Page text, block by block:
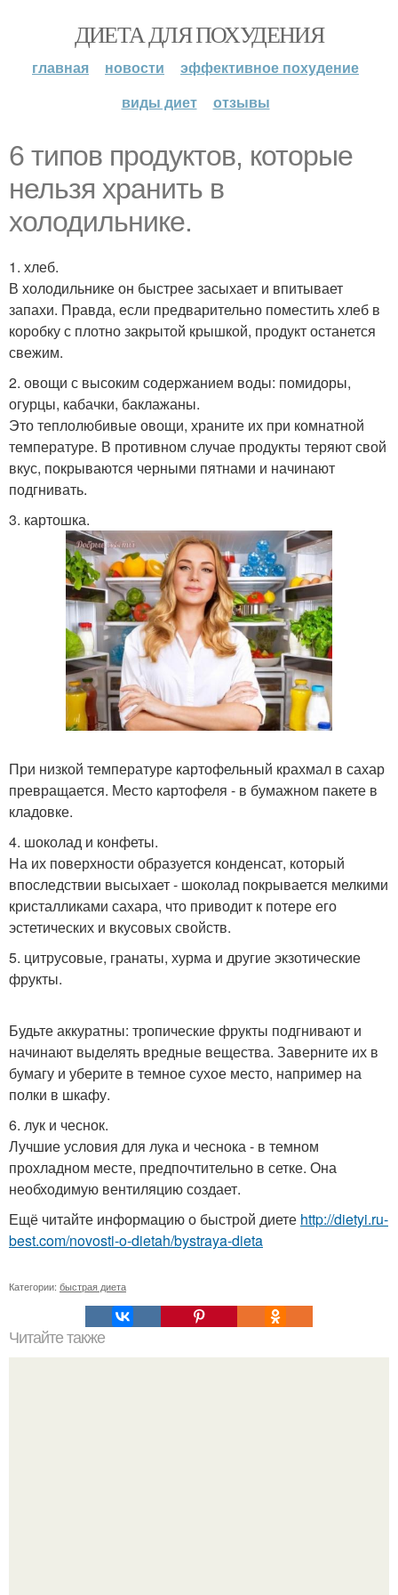
ДИЕТА ДЛЯ ПОХУДЕНИЯ
главная новости
эффективное похудение
виды диет
отзывы
6 типов продуктов, которые
нельзя хранить в
холодильнике.
1. хлеб.
В холодильнике он быстрее засыхает и впитывает
запахи. Правда, если предварительно поместить хлеб в
коробку с плотно закрытой крышкой, продукт останется
свежим.
2. овощи с высоким содержанием воды: помидоры,
огурцы, кабачки, баклажаны.
Это теплолюбивые овощи, храните их при комнатной
температуре. В противном случае продукты теряют свой
вкус, покрываются черными пятнами и начинают
подгнивать.
3. картошка.
При низкой температуре картофельный крахмал в сахар
превращается. Место картофеля - в бумажном пакете в
кладовке.
4. шоколад и конфеты.
На их поверхности образуется конденсат, который
впоследствии высыхает - шоколад покрывается мелкими
кристалликами сахара, что приводит к потере его
эстетических и вкусовых свойств.
5. цитрусовые, гранаты, хурма и другие экзотические
фрукты.
Будьте аккуратны: тропические фрукты подгнивают и
начинают выделять вредные вещества. Заверните их в
бумагу и уберите в темное сухое место, например на
полки в шкафу.
6. лук и чеснок.
Лучшие условия для лука и чеснока - в темном
прохладном месте, предпочтительно в сетке. Она
необходимую вентиляцию создает.
Ещё читайте информацию о быстрой диете http://dietyi.ru-
best.com/novosti-o-dietah/bystraya-dieta
Категории: быстрая диета
Читайте также